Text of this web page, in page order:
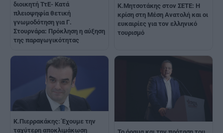
διοικητή ΤτΕ- Κατά
πλειοψηφία θετική
γνωμοδότηση για Γ.
Στουρνάρα: Πρόκληση η αύξηση
της παραγωγικότητας
Κ.Μητσοτάκης στον ΣΕΤΕ: Η
κρίση στη Μέση Ανατολή και οι
ευκαιρίες για τον ελληνικό
τουρισμό
Κ.Πιερρακάκης: Έχουμε την
ταχύτερη αποκλιμάκωση